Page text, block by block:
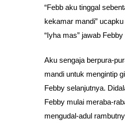
“Febb aku tinggal
kekamar mandi” ucapku
“Iyha mas” jawab Febby
Aku sengaja berpura-
mandi untuk mengintip
Febby selanjutnya.
Febby mulai meraba-
mengudal-adul